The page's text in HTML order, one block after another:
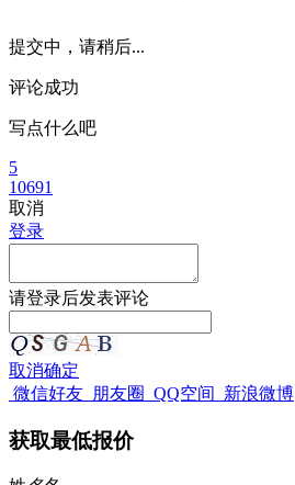
提交中，请稍后...
评论成功
写点什么吧
5
10691
取消
登录
请登录后发表评论
取消确定
微信好友 朋友圈 QQ空间 新浪微博
获取最低报价